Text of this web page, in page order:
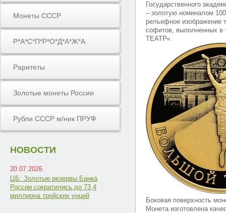
Монеты СССР
Р*А*С*П*Р*О*Д*А*Ж*А
Раритеты
Золотые монеты России
Рубли СССР м/ник ПРУФ
НОВОСТИ
20.07.2026
ЦБ: Золотые резервы Банка
России сократились до 73,4
миллиона тройских унций
Государственного
– золотую номиналом
рельефное изображение
софитов, выполненных в
ТЕАТР».
Боковая поверхность
Монета изготовлена